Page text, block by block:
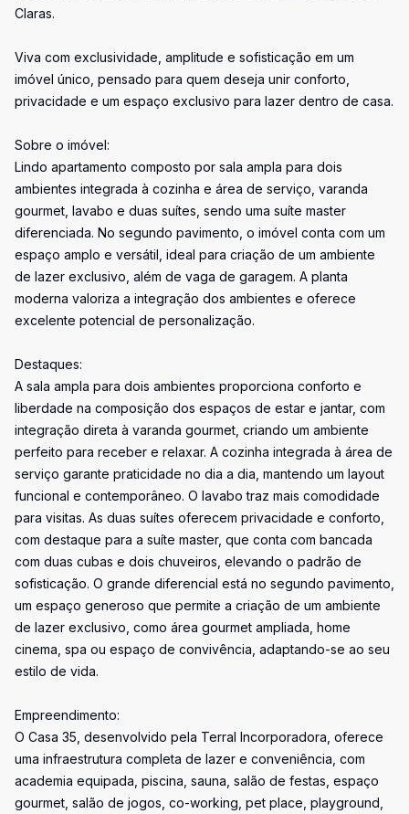
Claras.
Viva com exclusividade, amplitude e sofisticação em um
imóvel único, pensado para quem deseja unir conforto,
privacidade e um espaço exclusivo para lazer dentro de casa.
Sobre o imóvel:
Lindo apartamento composto por sala ampla para dois
ambientes integrada à cozinha e área de serviço, varanda
gourmet, lavabo e duas suítes, sendo uma suíte master
diferenciada. No segundo pavimento, o imóvel conta com um
espaço amplo e versátil, ideal para criação de um ambiente
de lazer exclusivo, além de vaga de garagem. A planta
moderna valoriza a integração dos ambientes e oferece
excelente potencial de personalização.
Destaques:
A sala ampla para dois ambientes proporciona conforto e
liberdade na composição dos espaços de estar e jantar, com
integração direta à varanda gourmet, criando um ambiente
perfeito para receber e relaxar. A cozinha integrada à área de
serviço garante praticidade no dia a dia, mantendo um layout
funcional e contemporâneo. O lavabo traz mais comodidade
para visitas. As duas suítes oferecem privacidade e conforto,
com destaque para a suíte master, que conta com bancada
com duas cubas e dois chuveiros, elevando o padrão de
sofisticação. O grande diferencial está no segundo pavimento,
um espaço generoso que permite a criação de um ambiente
de lazer exclusivo, como área gourmet ampliada, home
cinema, spa ou espaço de convivência, adaptando-se ao seu
estilo de vida.
Empreendimento:
O Casa 35, desenvolvido pela Terral Incorporadora, oferece
uma infraestrutura completa de lazer e conveniência, com
academia equipada, piscina, sauna, salão de festas, espaço
gourmet, salão de jogos, co-working, pet place, playground,